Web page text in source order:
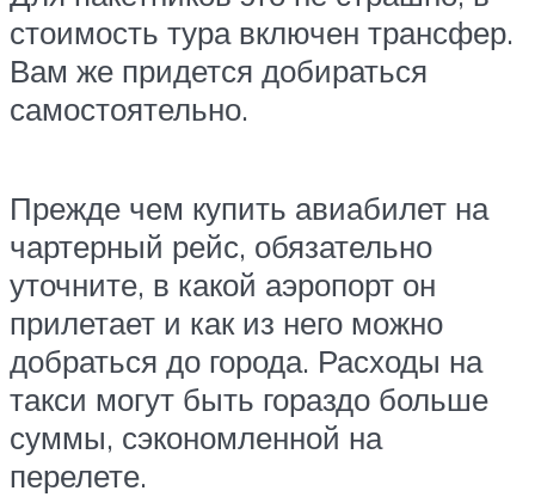
стоимость тура включен трансфер.
Вам же придется добираться
самостоятельно.
Прежде чем купить авиабилет на
чартерный рейс, обязательно
уточните, в какой аэропорт он
прилетает и как из него можно
добраться до города. Расходы на
такси могут быть гораздо больше
суммы, сэкономленной на
перелете.